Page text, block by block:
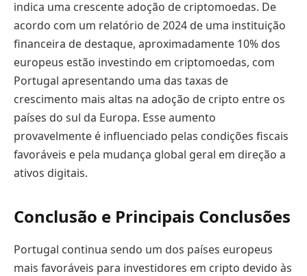
indica uma crescente adoção de criptomoedas. De
acordo com um relatório de 2024 de uma instituição
financeira de destaque, aproximadamente 10% dos
europeus estão investindo em criptomoedas, com
Portugal apresentando uma das taxas de
crescimento mais altas na adoção de cripto entre os
países do sul da Europa. Esse aumento
provavelmente é influenciado pelas condições fiscais
favoráveis e pela mudança global geral em direção a
ativos digitais.
Conclusão e Principais Conclusões
Portugal continua sendo um dos países europeus
mais favoráveis para investidores em cripto devido às